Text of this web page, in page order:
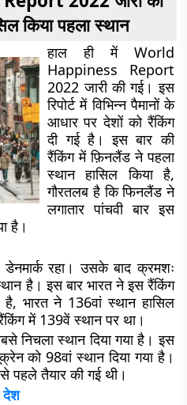
किया पहला स्थान
हाल ही में World
Happiness Report
2022 जारी की गई। इस
रिपोर्ट में विभिन्न पैमानों के
आधार पर देशों को रैंकिंग
दी गई है। इस बार की
रैंकिंग में फ़िनलैंड ने पहला
स्थान हासिल किया है,
गौरतलब है कि फिनलैंड ने
लगातार पांचवी बार इस
है।
रहा। उसके बाद क्रमशः
है। इस बार भारत ने इस रैंकिंग
भारत ने 136वां स्थान हासिल
में 139वें स्थान पर था।
निचला स्थान दिया गया है। इस
को 98वां स्थान दिया गया है।
पहले तैयार की गई थी।
देश